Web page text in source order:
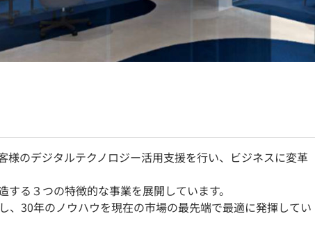
様のデジタルテクノロジー活用支援を行い、ビジネスに変革
する３つの特徴的な事業を展開しています。
、30年のノウハウを現在の市場の最先端で最適に発揮してい